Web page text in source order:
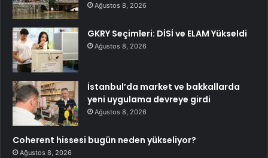
Ağustos 8, 2026
GKRY Seçimleri: DİSİ ve ELAM Yükseldi
Ağustos 8, 2026
İstanbul’da market ve bakkallarda
yeni uygulama devreye girdi
Ağustos 8, 2026
Coherent hissesi bugün neden yükseliyor?
Ağustos 8, 2026